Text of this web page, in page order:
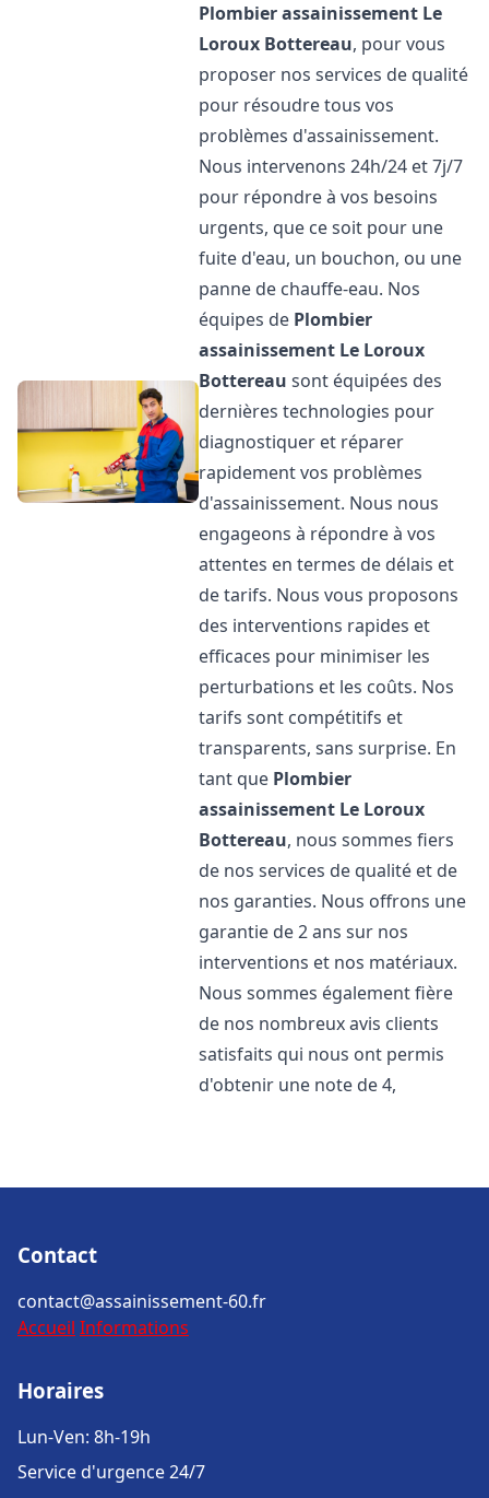
Plombier assainissement Le
Loroux Bottereau, pour vous
proposer nos services de qualité
pour résoudre tous vos
problèmes d'assainissement.
Nous intervenons 24h/24 et 7j/7
pour répondre à vos besoins
urgents, que ce soit pour une
fuite d'eau, un bouchon, ou une
panne de chauffe-eau. Nos
équipes de Plombier
assainissement Le Loroux
Bottereau sont équipées des
dernières technologies pour
diagnostiquer et réparer
rapidement vos problèmes
d'assainissement. Nous nous
engageons à répondre à vos
attentes en termes de délais et
de tarifs. Nous vous proposons
des interventions rapides et
efficaces pour minimiser les
perturbations et les coûts. Nos
tarifs sont compétitifs et
transparents, sans surprise. En
tant que Plombier
assainissement Le Loroux
Bottereau, nous sommes fiers
de nos services de qualité et de
nos garanties. Nous offrons une
garantie de 2 ans sur nos
interventions et nos matériaux.
Nous sommes également fière
de nos nombreux avis clients
satisfaits qui nous ont permis
d'obtenir une note de 4,
Contact
contact@assainissement-60.fr
Accueil Informations
Horaires
Lun-Ven: 8h-19h
Service d'urgence 24/7